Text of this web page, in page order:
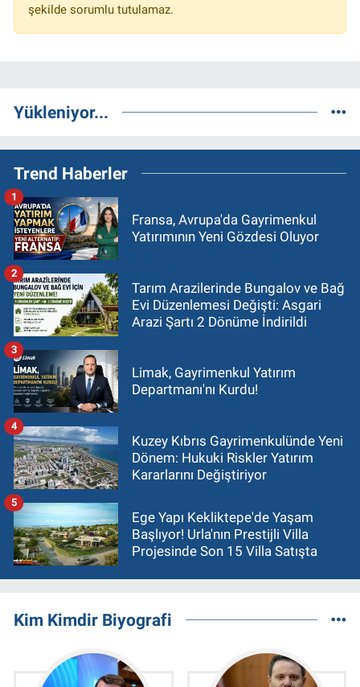
şekilde sorumlu tutulamaz.
Yükleniyor...
Trend Haberler
Fransa, Avrupa'da Gayrimenkul
Yatırımının Yeni Gözdesi Oluyor
1
Tarım Arazilerinde Bungalov ve Bağ
Evi Düzenlemesi Değişti: Asgari
Arazi Şartı 2 Dönüme İndirildi
2
Limak, Gayrimenkul Yatırım
Departmanı'nı Kurdu!
3
Kuzey Kıbrıs Gayrimenkulünde Yeni
Dönem: Hukuki Riskler Yatırım
Kararlarını Değiştiriyor
4
Ege Yapı Kekliktepe'de Yaşam
Başlıyor! Urla'nın Prestijli Villa
Projesinde Son 15 Villa Satışta
5
Kim Kimdir Biyografi